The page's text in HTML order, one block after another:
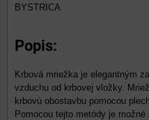
BYSTRICA
Popis:
Krbová mriežka je elegantným
vzduchu od krbovej vložky.
krbovú obostavbu pomocou
Pomocou tejto metódy je